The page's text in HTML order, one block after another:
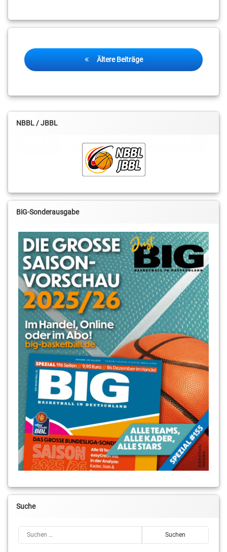
Beitragsnavigation
Ältere Beiträge
NBBL / JBBL
BiG-Sonderausgabe
Suche